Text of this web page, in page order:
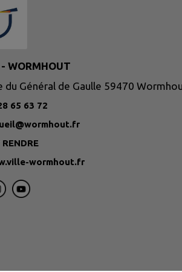
WORMHOUT
du Général de Gaulle 59470
65 63 72
wormhout.fr